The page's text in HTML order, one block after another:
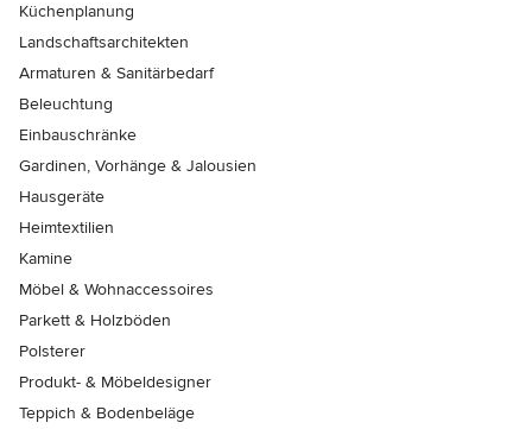
Küchenplanung
Landschaftsarchitekten
Armaturen & Sanitärbedarf
Beleuchtung
Einbauschränke
Gardinen, Vorhänge & Jalousien
Hausgeräte
Heimtextilien
Kamine
Möbel & Wohnaccessoires
Parkett & Holzböden
Polsterer
Produkt- & Möbeldesigner
Teppich & Bodenbeläge